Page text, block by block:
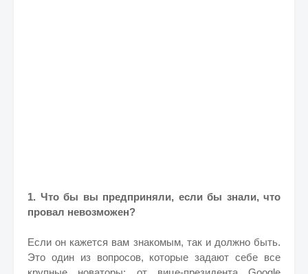
1. Что бы вы предприняли, если бы знали, что
провал невозможен?
Если он кажется вам знакомым, так и должно быть.
Это один из вопросов, которые задают себе все